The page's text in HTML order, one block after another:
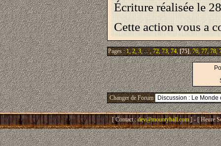
Écriture réalisée le
Cette action vous a
Pages :1,2,3, ... ,72,73,74,[75],76,77,78,
Changer de Forum
[ Contact : dev@mountyhall.com ] - [ Heure